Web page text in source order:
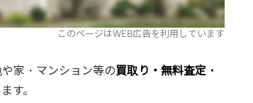
このページはWEB広告を利用しています
家・マンション等の買取り・無料査定・
す。